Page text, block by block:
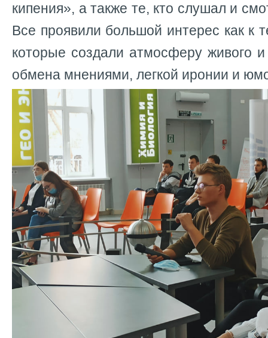
кипения», а также те, кто слушал и
Все проявили большой интерес как к
которые создали атмосферу живого
обмена мнениями, легкой иронии и